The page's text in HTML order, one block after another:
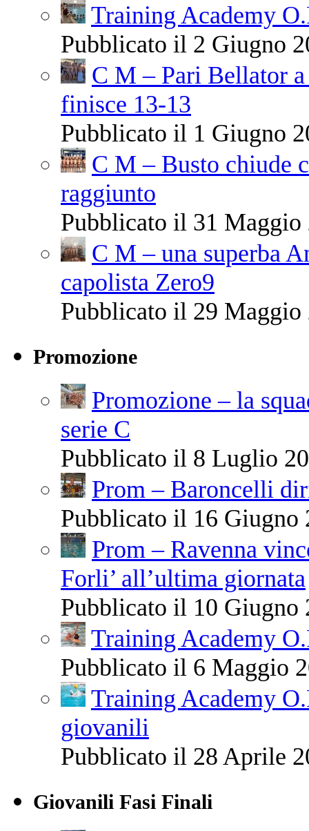
Training Academy
Pubblicato il 2 Giugno
C M – Pari Bellator
finisce 13-13
Pubblicato il 1 Giugno
C M – Busto chiude
raggiunto
Pubblicato il 31 Maggio
C M – una superba
capolista Zero9
Pubblicato il 29 Maggio
Promozione
Promozione – la
serie C
Pubblicato il 8 Luglio
Prom – Baroncelli
Pubblicato il 16 Giugno
Prom – Ravenna
Forli’ all’ultima giornata
Pubblicato il 10 Giugno
Training Academy
Pubblicato il 6 Maggio
Training Academy
giovanili
Pubblicato il 28 Aprile
Giovanili Fasi Finali